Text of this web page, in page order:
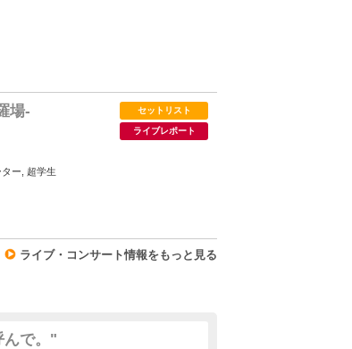
場-
ー, 超学生
セットリスト
ライブレポート
ライブ・コンサート情報をもっと見る
んで。"